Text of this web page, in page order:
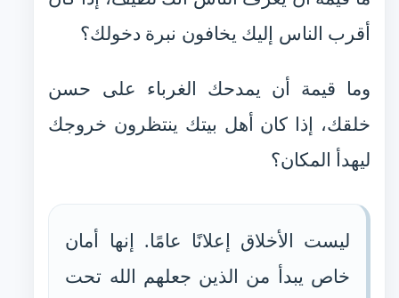
أقرب الناس إليك يخافون نبرة دخولك؟
وما قيمة أن يمدحك الغرباء على حسن
خلقك، إذا كان أهل بيتك ينتظرون خروجك
ليهدأ المكان؟
ليست الأخلاق إعلانًا عامًا. إنها أمان
خاص يبدأ من الذين جعلهم الله تحت